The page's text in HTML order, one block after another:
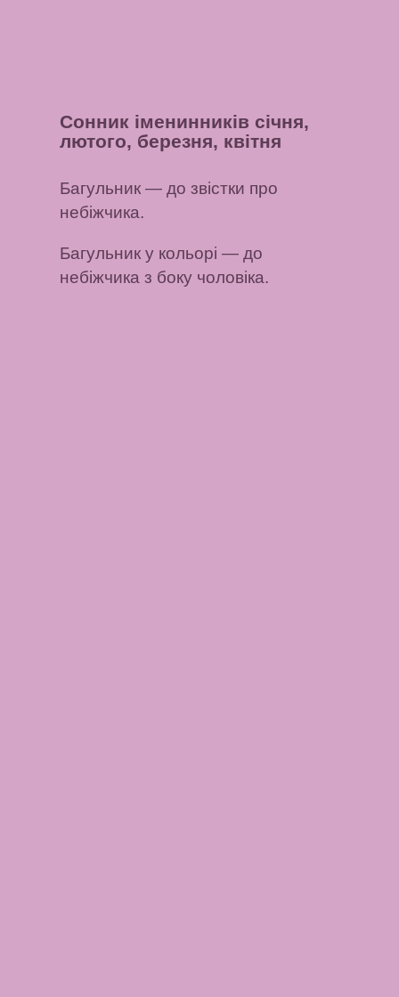
Сонник іменинників січня,
лютого, березня, квітня
Багульник — до звістки про
небіжчика.
Багульник у кольорі — до
небіжчика з боку чоловіка.